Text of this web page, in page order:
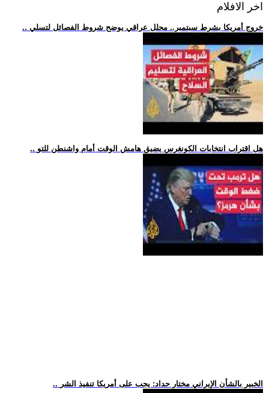
اخر الافلام
.. خروج أمريكا بشرط سبتمبر.. محلل عراقي يوضح شروط الفصائل لتسلي
.. هل اقتراب انتخابات الكونغرس يضيق هامش الوقت أمام واشنطن للتو
.. الخبير بالشأن الإيراني مختار حداد: يجب على أمريكا تنفيذ الشر